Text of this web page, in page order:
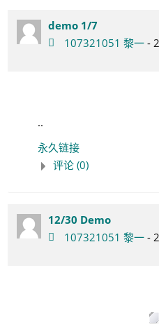
demo 1/7
107321051 黎一-
..
永久链接
评论 (0)
12/30 Demo
107321051 黎一-